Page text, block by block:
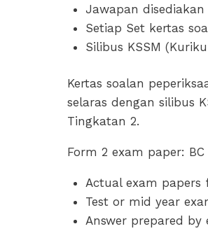
Jawapan
Setiap Set kertas
Silibus KSSM
Kertas soalan
selaras dengan silibus
Tingkatan 2.
Form 2 exam paper: BC
Actual exam papers
Test or mid year
Answer prepared by